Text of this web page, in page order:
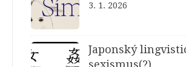
3. 1. 2026
Japonský
sexismus(?)